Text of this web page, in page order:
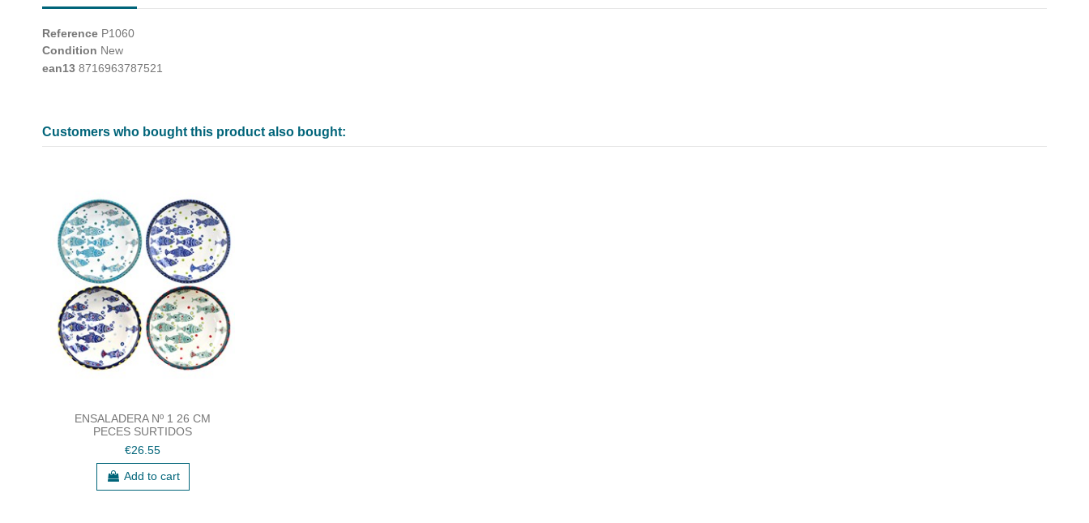
Reference P1060
Condition New
ean13 8716963787521
Customers who bought this product also bought:
ENSALADERA Nº 1 26 CM
PECES SURTIDOS
€26.55
Add to cart